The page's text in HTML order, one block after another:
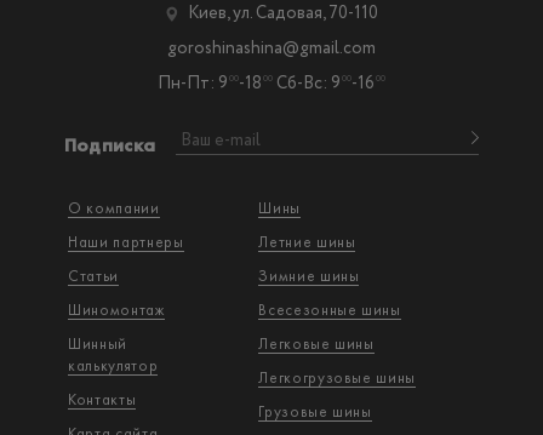
О компании
Наши партнеры
Статьи
Шиномонтаж
Шинный
калькулятор
Контакты
Шины
Летние шины
Зимние шины
Всесезонные шины
Легковые шины
Легкогрузовые шины
Грузовые шины
Подписка
Киев, ул. Садовая, 70-110
Пн-Пт: 9 00-18 00 Сб-Вс: 9 00-16 00
goroshinashina@gmail.com